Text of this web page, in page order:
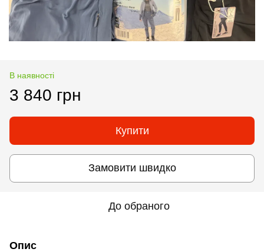
В наявності
3 840 грн
Купити
Замовити швидко
До обраного
Опис